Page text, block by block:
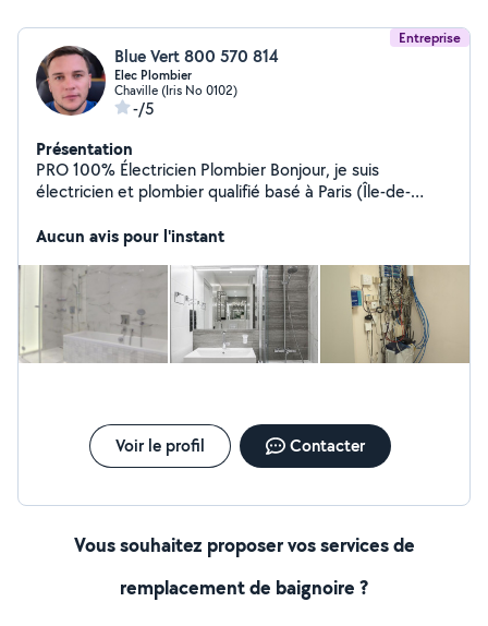
Entreprise
Blue Vert 800 570 814
Elec Plombier
Chaville (Iris No 0102)
-/5
Présentation
PRO 100% Électricien Plombier Bonjour, je suis
électricien et plombier qualifié basé à Paris (Île-de-
installations aux normes (NF C15-100), je propose la
aussi inclure la fourniture avec la pose. Devis gratuit,
intervention sous 24h. Merci
Aucun avis pour l'instant
Voir le profil Contacter
Vous souhaitez proposer vos services de
remplacement de baignoire ?